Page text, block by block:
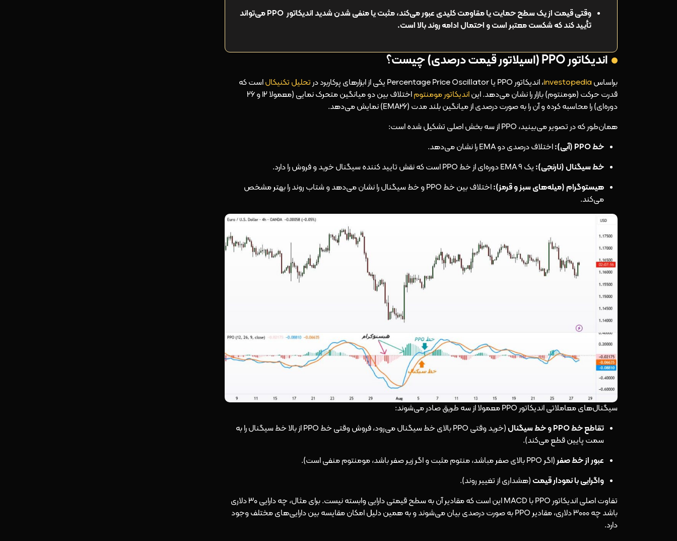
وقتی قیمت از یک سطح حمایت یا مقاومت کلیدی عبور می‌کند، مثبت یا منفی شدن شدید اندیکاتور PPO می‌تواند
تأیید کند که شکست معتبر است و احتمال ادامه روند بالا است.
اندیکاتور PPO (اسیلاتور قیمت درصدی) چیست؟
براساس investopedia، اندیکاتور PPO یا Percentage Price Oscillator یکی از ابزارهای پرکاربرد در تحلیل تکنیکالاست که
قدرت حرکت (مومنتوم) بازار را نشان می‌دهد. ایناندیکاتور مومنتوم
اختلاف بین دو میانگین متحرک نمایی (معمولا ۱۲ و ۲۶
دوره‌ای) را محاسبه کرده و آن را به صورت درصدی از میانگین بلند مدت (EMA26) نمایش می‌دهد.
همان‌طور که در تصویر می‌بینید، PPO از سه بخش اصلی تشکیل شده است:
خط PPO (آبی):
اختلاف درصدی دو EMA را نشان می‌دهد.
خط سیگنال (نارنجی): یک EMA ۹ دوره‌ای از خط PPO است که نقش تایید کننده سیگنال خرید و فروش را دارد.
هیستوگرام (میله‌های سبز و قرمز):
اختلاف بین خط PPO و خط سیگنال را نشان می‌دهد و شتاب روند را بهتر مشخص
می‌کند.
سیگنال‌های معاملاتی اندیکاتور PPO معمولا از سه طریق صادر می‌شوند:
تقاطع خط PPO و خط سیگنال
(خرید وقتی PPO بالای خط سیگنال می‌رود، فروش وقتی خط PPO از بالا خط سیگنال را به
سمت پایین قطع می‌کند).
عبور از خط صفر(اگر PPO بالای صفر مباشد، منتوم مثبت و اگر زیر صفر باشد، مومنتوم منفی است).
واگرایی با نمودار قیمت(هشداری از تغییر روند).
تفاوت اصلی اندیکاتور PPO با MACD این است که مقادیر آن به سطح قیمتی دارایی وابسته نیست. برای مثال، چه دارایی ۳۰ دلاری
باشد چه ۳۰۰۰ دلاری، مقادیر PPO به صورت درصدی بیان می‌شوند و به همین دلیل امکان مقایسه بین دارایی‌های مختلف وجود
دارد.